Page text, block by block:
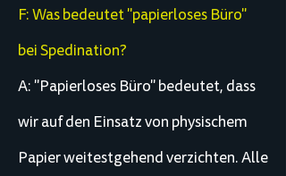
F: Was bedeutet "papierloses Büro"
bei Spedination?
A: "Papierloses Büro" bedeutet, dass
wir auf den Einsatz von physischem
Papier weitestgehend verzichten. Alle